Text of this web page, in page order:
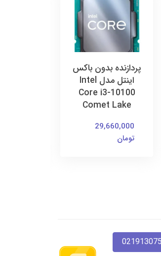
پردازنده بدون باکس
اینتل مدل Intel
Core i3-10100
Comet Lake
29,660,000
تومان